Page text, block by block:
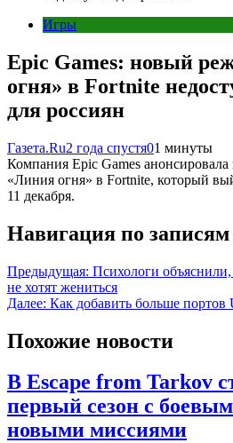
Игры
Epic Games: новый
огня» в Fortnite
для россиян
Газета.Ru2 года спустя01 минуты
Компания Epic Games
«Линия огня» в Fortnite, который
11 декабря.
Навигация по записям
Предыдущая: Психологи
не хотят жениться
Далее: Как добавить больше
Похожие новости
В Escape from Tarkov
первый сезон с
новыми миссиями